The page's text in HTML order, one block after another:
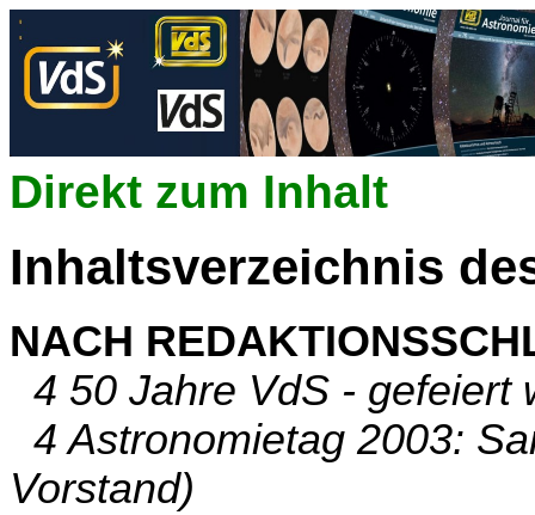
Direkt zum Inhalt
Inhaltsverzeichnis
NACH
4 50 Jahre VdS - gefeiert
4 Astronomietag 2003:
Vorstand)